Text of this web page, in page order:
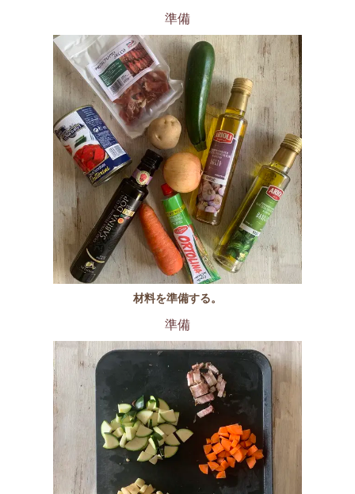
準備
材料を準備する。
準備